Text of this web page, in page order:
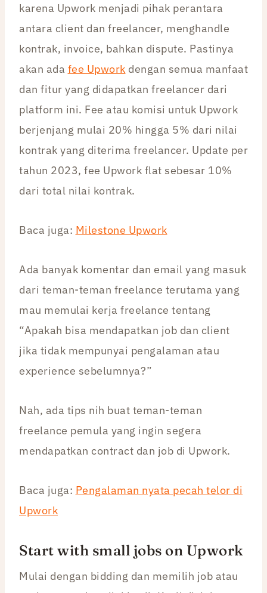
karena Upwork menjadi pihak perantara
antara client dan freelancer, menghandle
kontrak, invoice, bahkan dispute. Pastinya
akan ada fee Upwork dengan semua manfaat
dan fitur yang didapatkan freelancer dari
platform ini. Fee atau komisi untuk Upwork
berjenjang mulai 20% hingga 5% dari nilai
kontrak yang diterima freelancer. Update per
tahun 2023, fee Upwork flat sebesar 10%
dari total nilai kontrak.
Baca juga: Milestone Upwork
Ada banyak komentar dan email yang masuk
dari teman-teman freelance terutama yang
mau memulai kerja freelance tentang
“Apakah bisa mendapatkan job dan client
jika tidak mempunyai pengalaman atau
experience sebelumnya?”
Nah, ada tips nih buat teman-teman
freelance pemula yang ingin segera
mendapatkan contract dan job di Upwork.
Baca juga: Pengalaman nyata pecah telor di
Upwork
Start with small jobs on Upwork
Mulai dengan bidding dan memilih job atau